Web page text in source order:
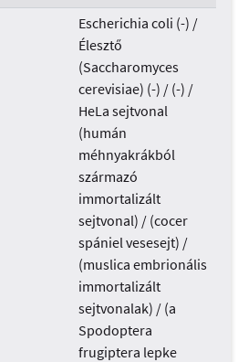
Escherichia coli (-) /
Élesztő
(Saccharomyces
cerevisiae) (-) / (-) /
HeLa sejtvonal
(humán
méhnyakrákból
származó
immortalizált
sejtvonal) / (cocer
spániel vesesejt) /
(muslica embrionális
immortalizált
sejtvonalak) / (a
Spodoptera
frugiptera lepke